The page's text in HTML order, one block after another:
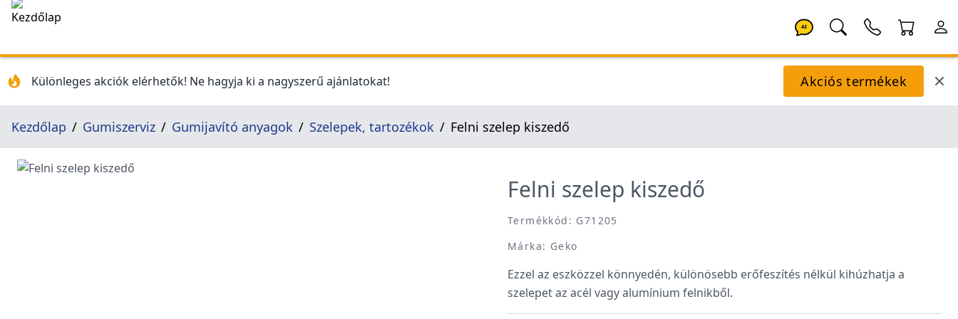
AI
Különleges akciók elérhetők! Ne hagyja ki a nagyszerű ajánlatokat! Akciós termékek
Kezdőlap Gumiszerviz Gumijavító anyagok Szelepek, tartozékok Felni szelep kiszedő
Felni szelep kiszedő
Termékkód: G71205
Márka: Geko
Ezzel az eszközzel könnyedén, különösebb erőfeszítés nélkül kihúzhatja a
szelepet az acél vagy alumínium felnikből.